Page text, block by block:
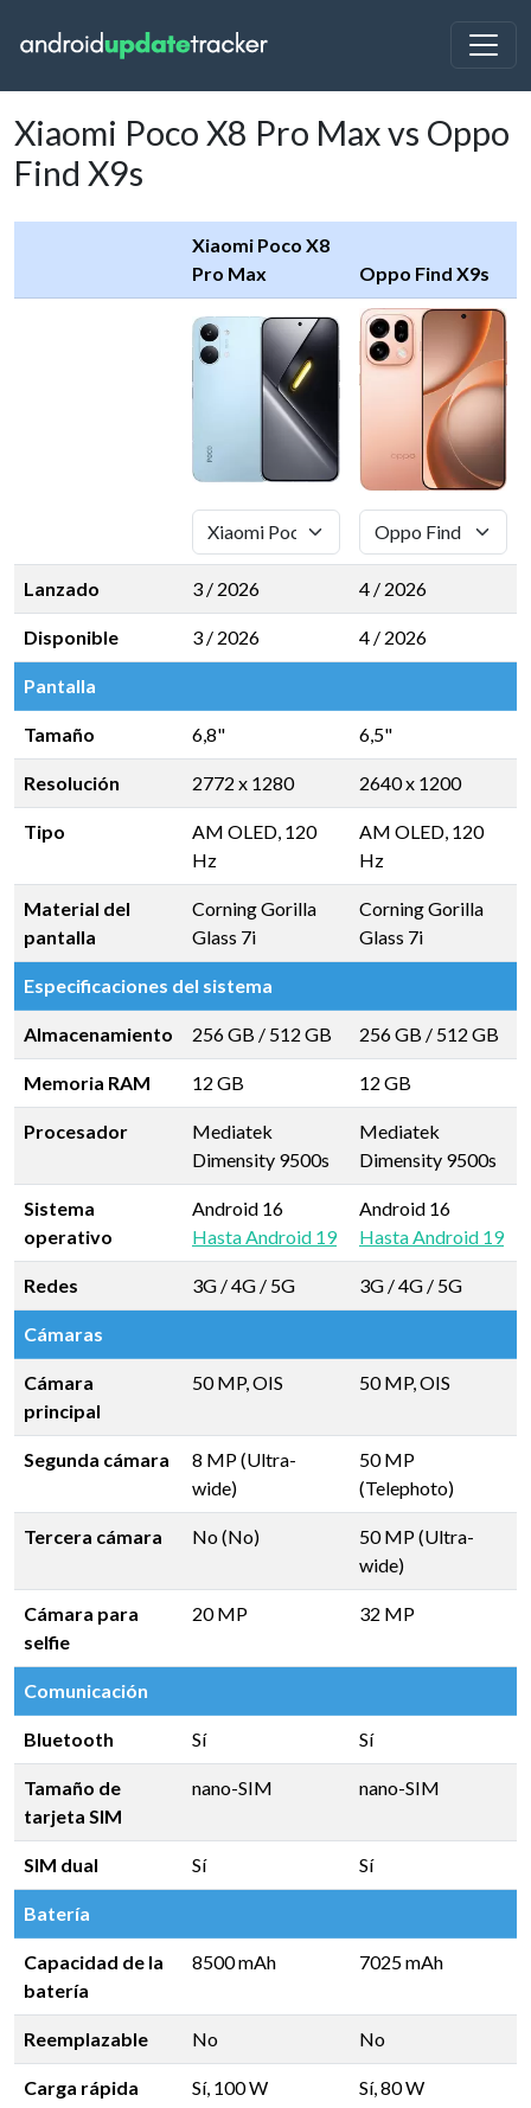
Xiaomi Poco X8 Pro Max vs Oppo
Find X9s
Xiaomi Poco X8
Pro Max
Oppo Find X9s
Lanzado 3 / 2026 4 / 2026
Disponible 3 / 2026 4 / 2026
Pantalla
Tamaño 6,8" 6,5"
Resolución 2772 x 1280 2640 x 1200
Tipo
AM OLED, 120
Hz
AM OLED, 120
Hz
Material del
pantalla
Corning Gorilla
Glass 7i
Corning Gorilla
Glass 7i
Especificaciones del sistema
Almacenamiento 256 GB / 512 GB 256 GB / 512 GB
Memoria RAM 12 GB 12 GB
Procesador
Mediatek
Dimensity 9500s
Mediatek
Dimensity 9500s
Sistema
operativo
Android 16
Hasta Android 19
Android 16
Hasta Android 19
Redes 3G / 4G / 5G 3G / 4G / 5G
Cámaras
Cámara
principal
50 MP, OIS 50 MP, OIS
Segunda cámara
8 MP (Ultra-
wide)
50 MP
(Telephoto)
Tercera cámara No (No)
50 MP (Ultra-
wide)
Cámara para
selfie
20 MP 32 MP
Comunicación
Bluetooth Sí Sí
Tamaño de
tarjeta SIM
nano-SIM nano-SIM
SIM dual Sí Sí
Batería
Capacidad de la
batería
8500 mAh 7025 mAh
Reemplazable No No
Carga rápida
Sí, 100 W Sí, 80 W